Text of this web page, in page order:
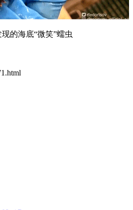
现的海底“微笑”蠕虫